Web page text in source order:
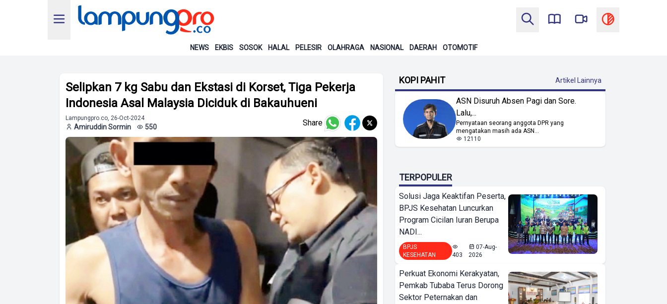
NEWS EKBIS SOSOK HALAL PELESIR OLAHRAGA NASIONAL DAERAH OTOMOTIF
Selipkan 7 kg Sabu dan Ekstasi di Korset, Tiga Pekerja
Indonesia Asal Malaysia Diciduk di Bakauhueni
Lampungpro.co, 26-Oct-2024
Amiruddin Sormin 550 Share
KOPI PAHIT Artikel Lainnya
ASN Disuruh Absen Pagi dan Sore.
Lalu,...
Pernyataan seorang anggota DPR yang
mengatakan masih ada ASN...
12110
TERPOPULER
Solusi Jaga Keaktifan Peserta,
BPJS Kesehatan Luncurkan
Program Cicilan Iuran Berupa
NADI...
BPJS
KESEHATAN
403
07-Aug-
2026
Perkuat Ekonomi Kerakyatan,
Pemkab Tubaba Terus Dorong
Sektor Peternakan dan